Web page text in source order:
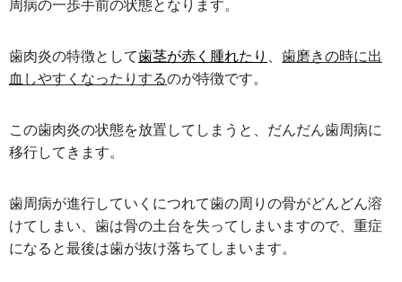
周病の一歩手前の状態となります。
歯肉炎の特徴として歯茎が赤く腫れたり
歯磨きの時に出
血しやすくなったりするのが特徴です。
この歯肉炎の状態を放置してしまうと、だんだん歯周病に
移行してきます。
歯周病が進行していくにつれて歯の周りの骨がどんどん溶
けてしまい、歯は骨の土台を失ってしまいますので、重症
になると最後は歯が抜け落ちてしまいます。